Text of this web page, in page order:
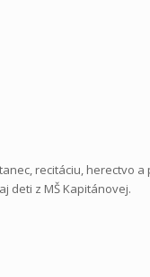
recitáciu, herectvo
deti z MŠ Kapitánovej.